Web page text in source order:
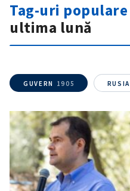
Tag-uri populare
ultima lună
GUVERN 1905 RUSIA